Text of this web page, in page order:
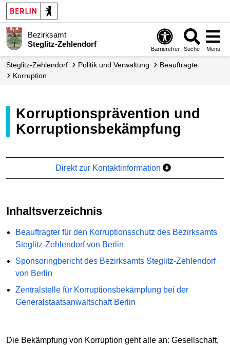
Bezirksamt
Steglitz-Zehlendorf
Barrierefrei Suche Menü
Steglitz-Zehlendorf Politik und Verwaltung
Beauftragte
Korruption
Korruptionsprävention und
Korruptionsbekämpfung
Direkt zur Kontaktinformation
Inhaltsverzeichnis
Beauftragter für den Korruptionsschutz des Bezirksamts
Steglitz-Zehlendorf von Berlin
Sponsoringbericht des Bezirksamts Steglitz-Zehlendorf
von Berlin
Zentralstelle für Korruptionsbekämpfung bei der
Generalstaatsanwaltschaft Berlin
Die Bekämpfung von Korruption geht alle an: Gesellschaft,